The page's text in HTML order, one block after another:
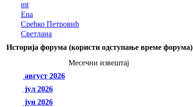
mt
Ena
Срећко Петровић
Светлана
Историја форума (користи одступање време форума)
Месечни извештај
август 2026
јул 2026
јун 2026